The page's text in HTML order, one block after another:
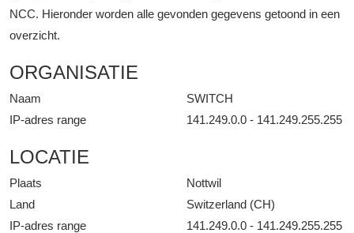
NCC. Hieronder worden alle gevonden gegevens getoond in een
overzicht.
ORGANISATIE
Naam
SWITCH
IP-adres range
141.249.0.0 - 141.249.255.255
LOCATIE
Plaats
Nottwil
Land
Switzerland (CH)
IP-adres range
141.249.0.0 - 141.249.255.255